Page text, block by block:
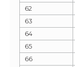
62
63
64
65
66